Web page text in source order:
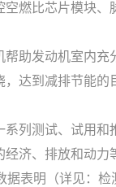
燃比芯片模块、
助发动机室内
达到减排节能的
列测试、试用
济、排放和动
表明（详见：